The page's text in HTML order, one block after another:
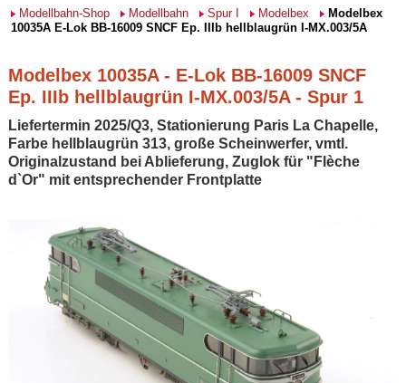
Modellbahn-Shop Modellbahn Spur I Modelbex
Modelbex
10035A E-Lok BB-16009 SNCF Ep. IIIb hellblaugrün I-MX.003/5A
Modelbex 10035A - E-Lok BB-16009 SNCF
Ep. IIIb hellblaugrün I-MX.003/5A - Spur 1
Liefertermin 2025/Q3, Stationierung Paris La Chapelle,
Farbe hellblaugrün 313, große Scheinwerfer, vmtl.
Originalzustand bei Ablieferung, Zuglok für "Flèche
d`Or" mit entsprechender Frontplatte